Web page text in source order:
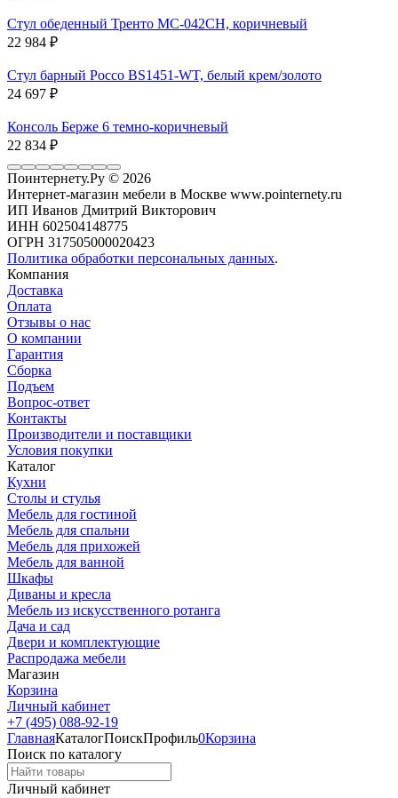
Стул обеденный Тренто MC-042CH, коричневый
22 984 ₽
Стул барный Россо BS1451-WT, белый крем/золото
24 697 ₽
Консоль Берже 6 темно-коричневый
22 834 ₽
Поинтернету.Ру © 2026
Интернет-магазин мебели в Москве www.pointernety.ru
ИП Иванов Дмитрий Викторович
ИНН 602504148775
ОГРН 317505000020423
Политика обработки персональных данных.
Компания
Доставка
Оплата
Отзывы о нас
О компании
Гарантия
Сборка
Подъем
Вопрос-ответ
Контакты
Производители и поставщики
Условия покупки
Каталог
Кухни
Столы и стулья
Мебель для гостиной
Мебель для спальни
Мебель для прихожей
Мебель для ванной
Шкафы
Диваны и кресла
Мебель из искусственного ротанга
Дача и сад
Двери и комплектующие
Распродажа мебели
Магазин
Корзина
Личный кабинет
+7 (495) 088-92-19
ГлавнаяКаталогПоискПрофиль0Корзина
Поиск по каталогу
Личный кабинет